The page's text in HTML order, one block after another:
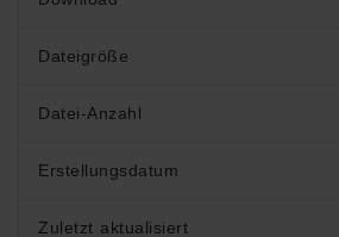
Dateigröße
Datei-Anzahl
Erstellungsdatum
Zuletzt aktualisiert